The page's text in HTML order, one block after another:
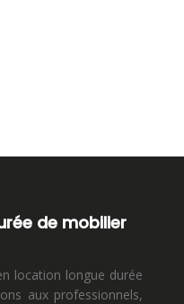
de mobilier
location longue durée
aux professionnels,